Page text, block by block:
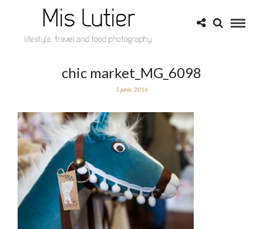
chic market_MG_6098
5 junio, 2016